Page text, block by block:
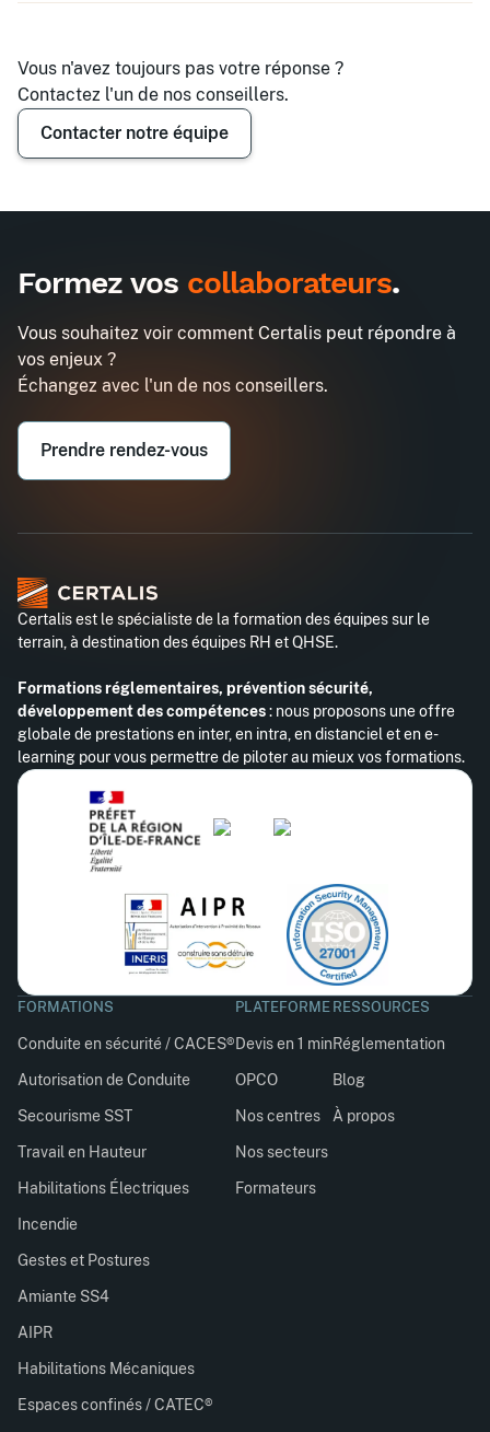
Vous n'avez toujours pas votre réponse ?
Contactez l'un de nos conseillers.
Contacter notre équipe
Formez vos collaborateurs.
Vous souhaitez voir comment Certalis peut répondre à
vos enjeux ?
Échangez avec l'un de nos conseillers.
Prendre rendez-vous
Certalis est le spécialiste de la formation des équipes sur le
terrain, à destination des équipes RH et QHSE.
Formations réglementaires, prévention sécurité,
développement des compétences: nous proposons une offre
globale de prestations en inter, en intra, en distanciel et en e-
learning pour vous permettre de piloter au mieux vos formations.
FORMATIONS
Conduite en sécurité / CACES®
Autorisation de Conduite
Secourisme SST
Travail en Hauteur
Habilitations Électriques
Incendie
Gestes et Postures
Amiante SS4
AIPR
Habilitations Mécaniques
Espaces confinés / CATEC®
PLATEFORME
Devis en 1 min
OPCO
Nos centres
Nos secteurs
Formateurs
RESSOURCES
Réglementation
Blog
À propos